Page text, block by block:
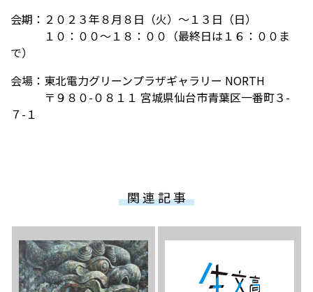
会期：２０２３年８月８日（火）～１３日（日）
１０：００～１８：００（最終日は１６：００ま
で）
会場：東北電力グリーンプラザギャラリー NORTH
〒９８０-０８１１ 宮城県仙台市青葉区一番町３-
７-１
関 連 記 事